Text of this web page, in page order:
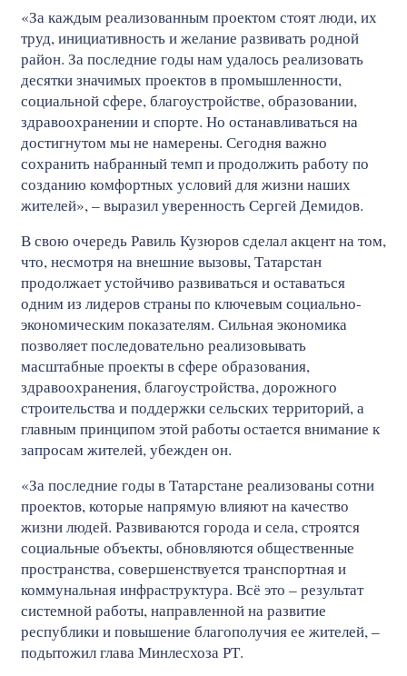
«За каждым реализованным проектом стоят люди, их
труд, инициативность и желание развивать родной
район. За последние годы нам удалось реализовать
десятки значимых проектов в промышленности,
социальной сфере, благоустройстве, образовании,
здравоохранении и спорте. Но останавливаться на
достигнутом мы не намерены. Сегодня важно
сохранить набранный темп и продолжить работу по
созданию комфортных условий для жизни наших
жителей», – выразил уверенность Сергей Демидов.
В свою очередь Равиль Кузюров сделал акцент на том,
что, несмотря на внешние вызовы, Татарстан
продолжает устойчиво развиваться и оставаться
одним из лидеров страны по ключевым социально-
экономическим показателям. Сильная экономика
позволяет последовательно реализовывать
масштабные проекты в сфере образования,
здравоохранения, благоустройства, дорожного
строительства и поддержки сельских территорий, а
главным принципом этой работы остается внимание к
запросам жителей, убежден он.
«За последние годы в Татарстане реализованы сотни
проектов, которые напрямую влияют на качество
жизни людей. Развиваются города и села, строятся
социальные объекты, обновляются общественные
пространства, совершенствуется транспортная и
коммунальная инфраструктура. Всё это – результат
системной работы, направленной на развитие
республики и повышение благополучия ее жителей, –
подытожил глава Минлесхоза РТ.